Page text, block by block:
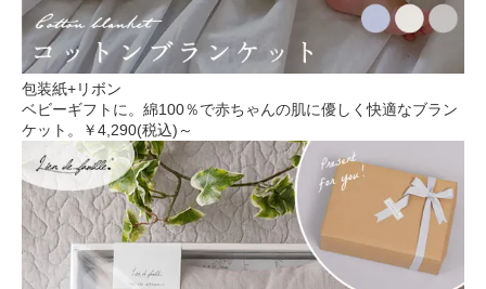
包装紙+リボン
ベビーギフトに。綿100％で赤ちゃんの肌に優しく快適なブラン
ケット。
￥4,290(税込)～